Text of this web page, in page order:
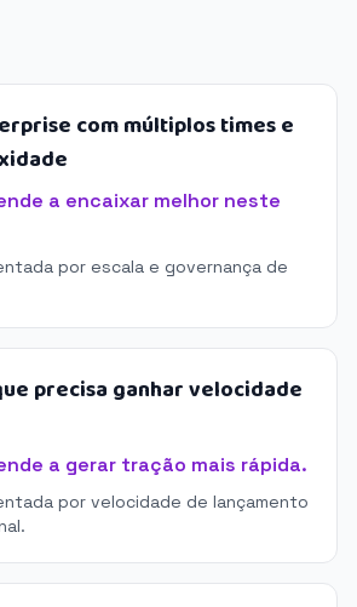
com múltiplos times e
a encaixar melhor neste
por escala e governança de
precisa ganhar velocidade
a gerar tração mais rápida.
por velocidade de lançamento